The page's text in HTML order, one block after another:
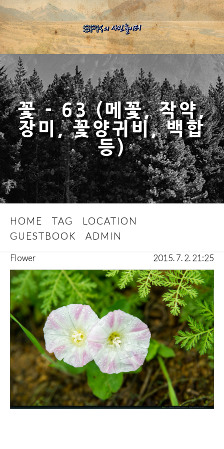
꽃 - 63 (메꽃, 작약,
장미, 꽃양귀비, 백합
등)
HOME TAG
LOCATION
GUESTBOOK
ADMIN
Flower 2015. 7. 2. 21:25